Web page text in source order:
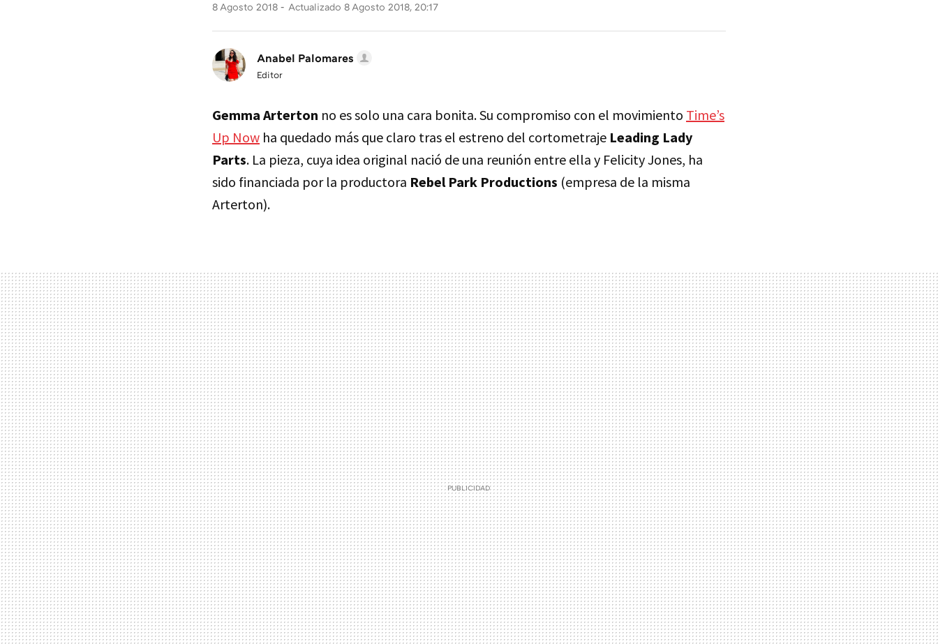
8 Agosto 2018 Actualizado 8 Agosto 2018, 20:17
Anabel Palomares
Editor
Gemma Arterton no es solo una cara bonita. Su compromiso con el movimiento Time’s
Up Now ha quedado más que claro tras el estreno del cortometraje Leading Lady
Parts. La pieza, cuya idea original nació de una reunión entre ella y Felicity Jones, ha
sido financiada por la productora Rebel Park Productions (empresa de la misma
Arterton).